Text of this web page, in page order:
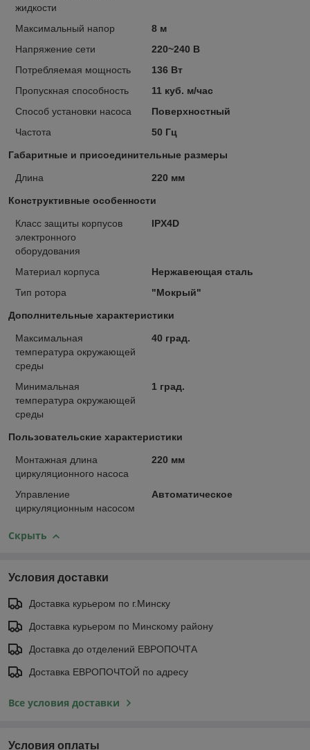
жидкости
Максимальный напор
8 м
Напряжение сети
220~240 В
Потребляемая мощность
136 Вт
Пропускная способность
11 куб. м/час
Способ установки насоса
Поверхностный
Частота
50 Гц
Габаритные и присоединительные размеры
Длина 220 мм
Конструктивные особенности
Класс защиты корпусов
электронного
оборудования
IPX4D
Материал корпуса
Нержавеющая сталь
Тип ротора
"Мокрый"
Дополнительные характеристики
Максимальная
температура окружающей
среды
40 град.
Минимальная
температура окружающей
среды
1 град.
Пользовательские характеристики
Монтажная длина
циркуляционного насоса
220 мм
Управление
циркуляционным насосом
Автоматическое
Скрыть
Условия доставки
Доставка курьером по г.Минску
Доставка курьером по Минскому району
Доставка до отделений ЕВРОПОЧТА
Доставка ЕВРОПОЧТОЙ по адресу
Все условия доставки
Условия оплаты